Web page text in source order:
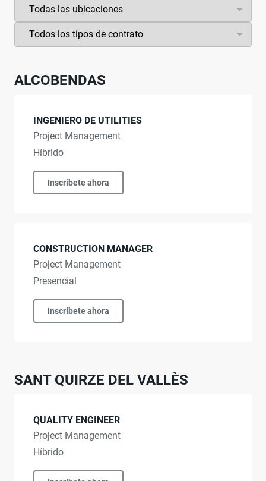
ALCOBENDAS
INGENIERO DE UTILITIES
Project Management
Híbrido
Inscríbete ahora
CONSTRUCTION MANAGER
Project Management
Presencial
Inscríbete ahora
SANT QUIRZE DEL VALLÈS
QUALITY ENGINEER
Project Management
Híbrido